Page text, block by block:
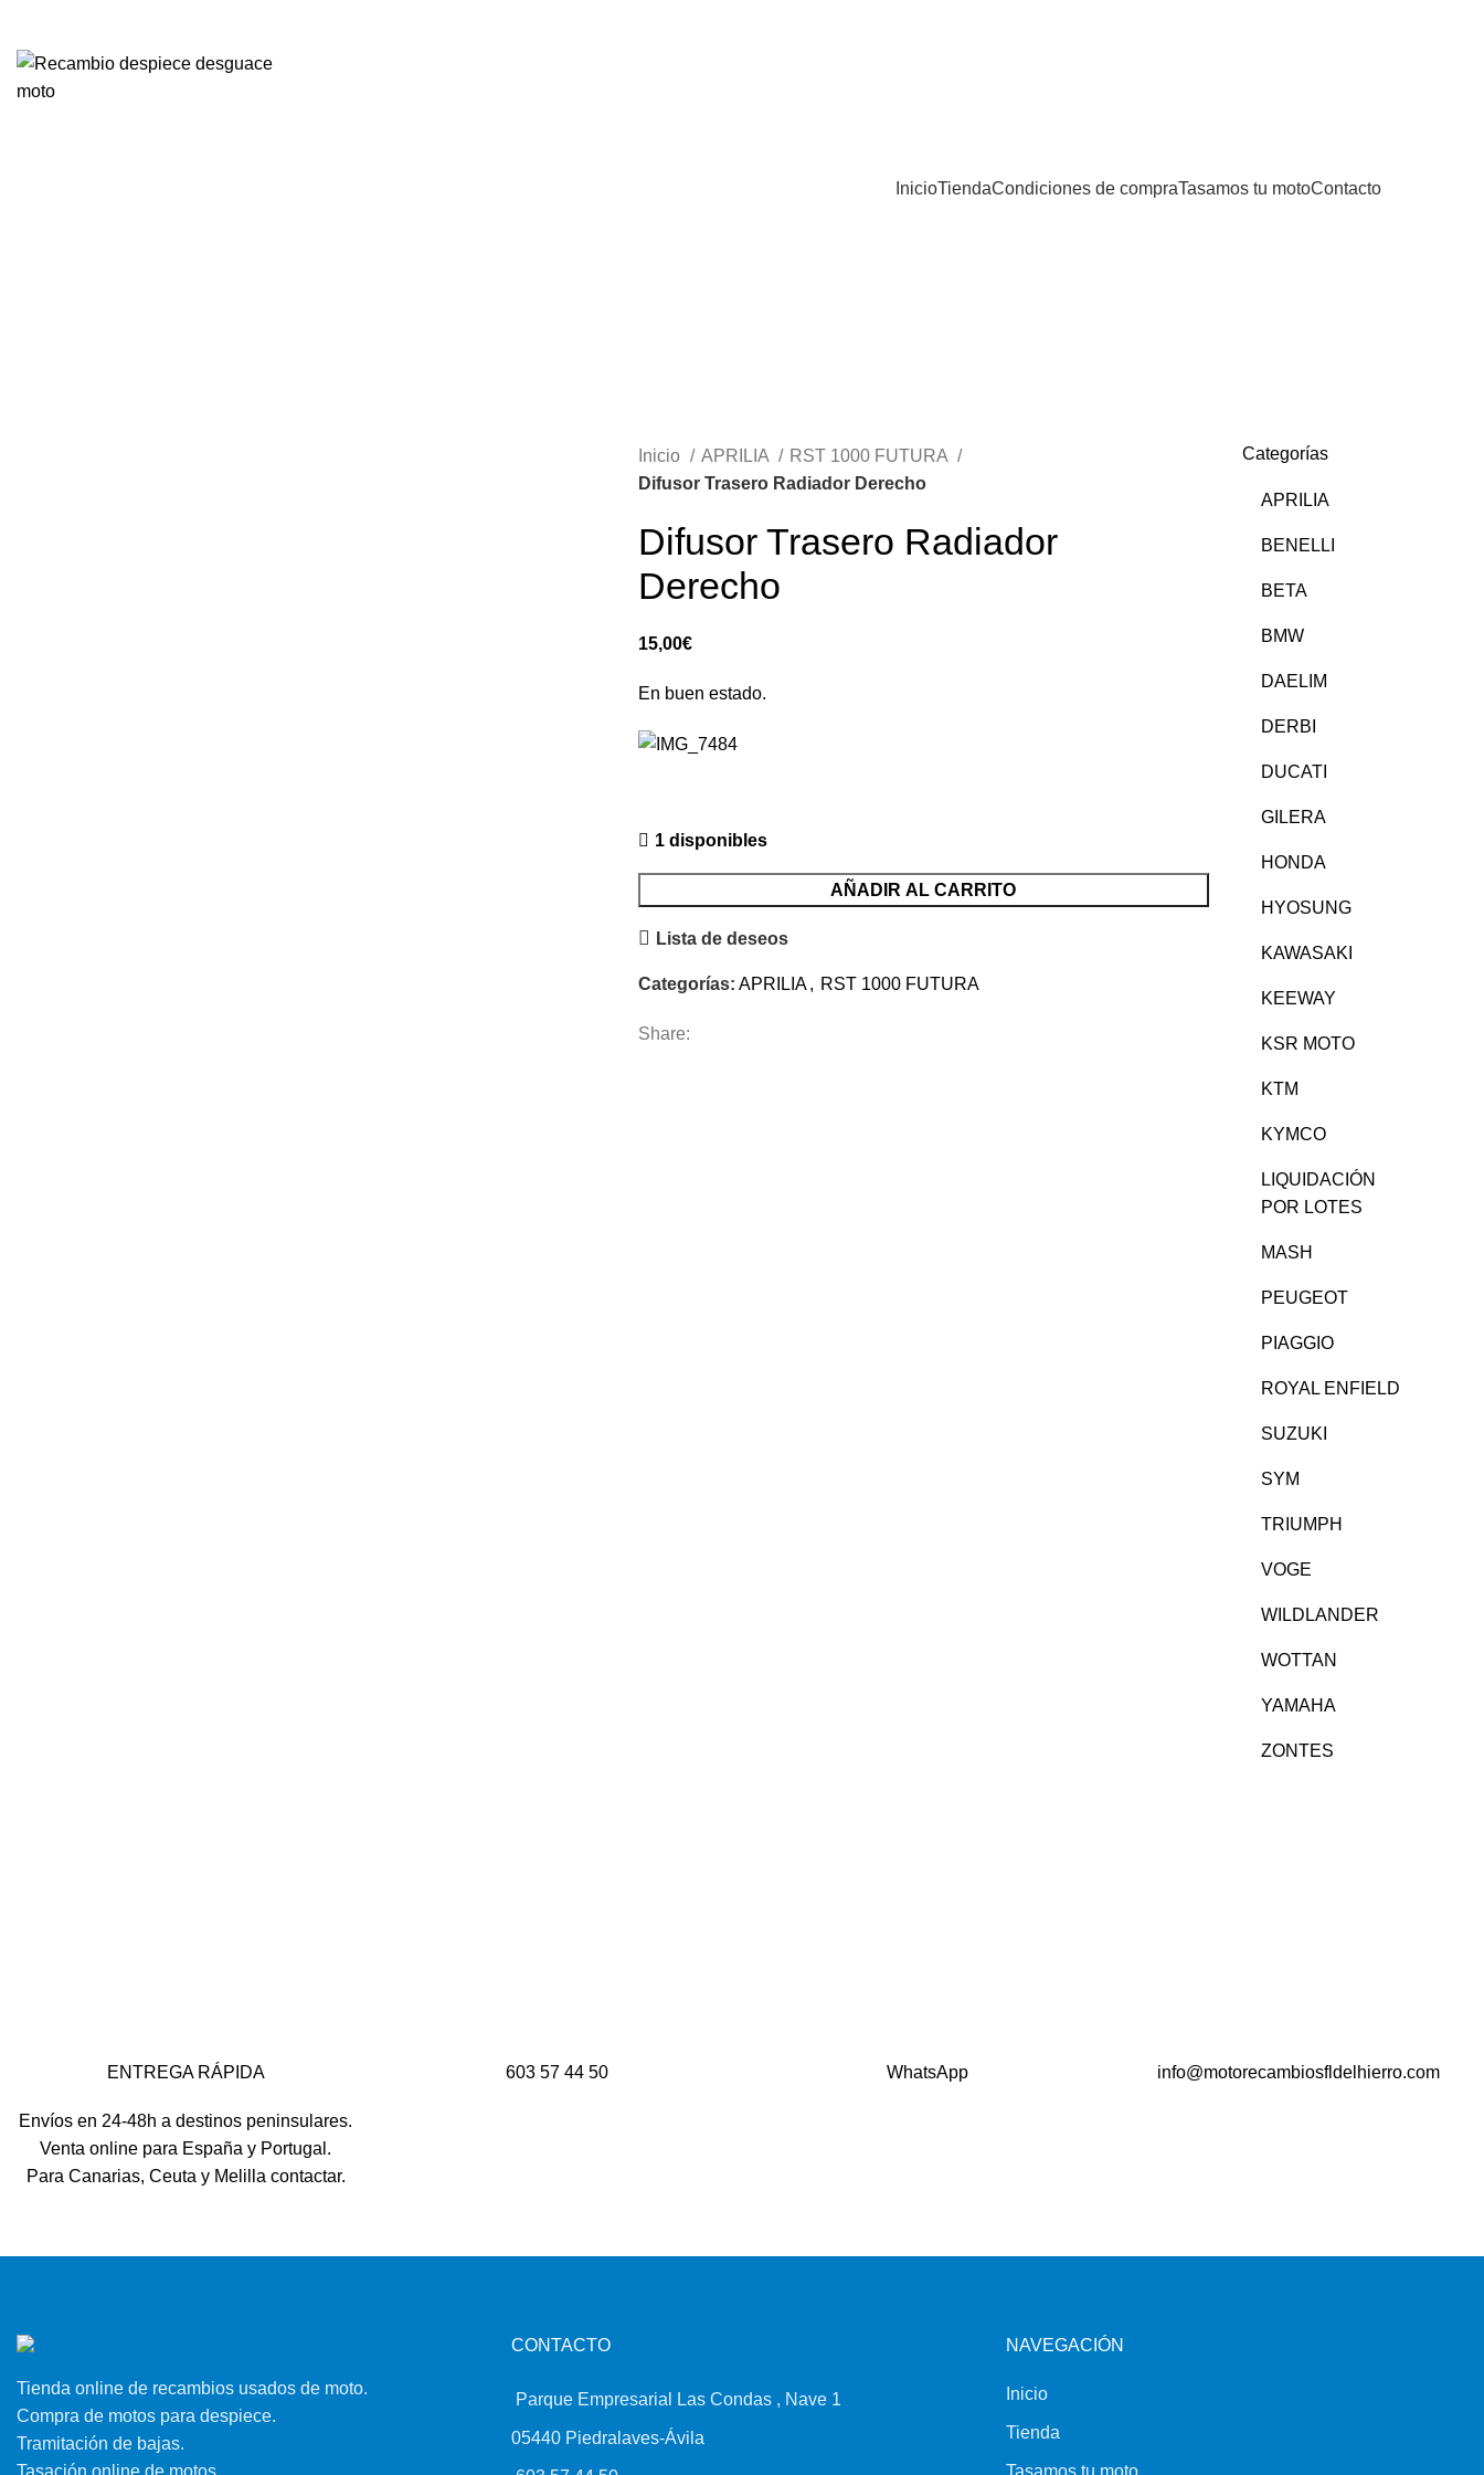
InicioTiendaCondiciones de compraTasamos tu motoContacto
Inicio APRILIA
RST 1000 FUTURA
Difusor Trasero Radiador Derecho
Difusor Trasero Radiador
Derecho
15,00€
En buen estado.
1 disponibles
AÑADIR AL CARRITO
Lista de deseos
Categorías: APRILIA , RST 1000 FUTURA
Share:
Categorías
APRILIA
BENELLI
BETA
BMW
DAELIM
DERBI
DUCATI
GILERA
HONDA
HYOSUNG
KAWASAKI
KEEWAY
KSR MOTO
KTM
KYMCO
LIQUIDACIÓN
POR LOTES
MASH
PEUGEOT
PIAGGIO
ROYAL ENFIELD
SUZUKI
SYM
TRIUMPH
VOGE
WILDLANDER
WOTTAN
YAMAHA
ZONTES
ENTREGA RÁPIDA
Envíos en 24-48h a destinos peninsulares.
Venta online para España y Portugal.
Para Canarias, Ceuta y Melilla contactar.
603 57 44 50 WhatsApp info@motorecambiosfldelhierro.com
Tienda online de recambios usados de moto.
Compra de motos para despiece.
Tramitación de bajas.
Tasación online de motos.
CONTACTO
Parque Empresarial Las Condas , Nave 1
05440 Piedralaves-Ávila
NAVEGACIÓN
Inicio
Tienda
Tasamos tu moto